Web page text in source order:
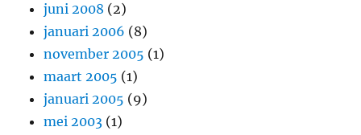
juni 2008 (2)
januari 2006 (8)
november 2005 (1)
maart 2005 (1)
januari 2005 (9)
mei 2003 (1)